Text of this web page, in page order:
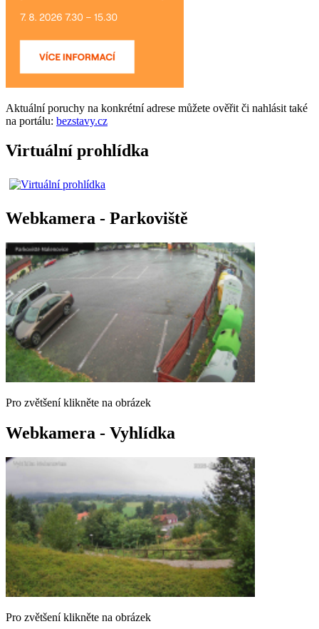
Aktuálníporuchy na konkrétní adrese můžete ověřit či nahlásit také
na portálu: bezstavy.cz
Virtuální prohlídka
Webkamera - Parkoviště
Pro zvětšení klikněte na obrázek
Webkamera - Vyhlídka
Pro zvětšení klikněte na obrázek